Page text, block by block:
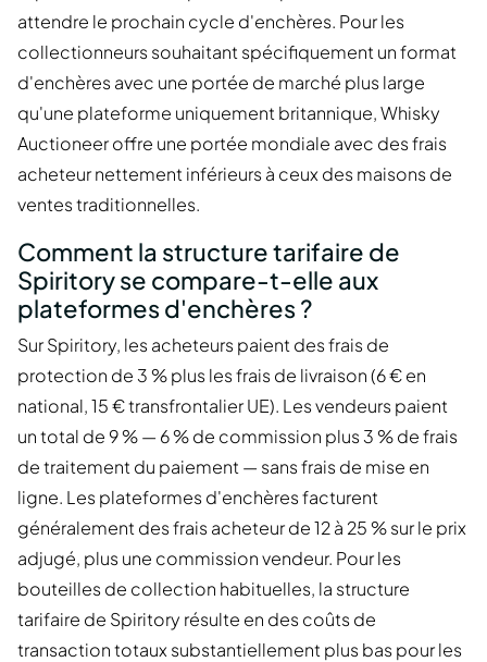
attendre le prochain cycle d'enchères. Pour les
collectionneurs souhaitant spécifiquement un format
d'enchères avec une portée de marché plus large
qu'une plateforme uniquement britannique, Whisky
Auctioneer offre une portée mondiale avec des frais
acheteur nettement inférieurs à ceux des maisons de
ventes traditionnelles.
Comment la structure tarifaire de
Spiritory se compare-t-elle aux
plateformes d'enchères ?
Sur Spiritory, les acheteurs paient des frais de
protection de 3 % plus les frais de livraison (6 € en
national, 15 € transfrontalier UE). Les vendeurs paient
un total de 9 % — 6 % de commission plus 3 % de frais
de traitement du paiement — sans frais de mise en
ligne. Les plateformes d'enchères facturent
généralement des frais acheteur de 12 à 25 % sur le prix
adjugé, plus une commission vendeur. Pour les
bouteilles de collection habituelles, la structure
tarifaire de Spiritory résulte en des coûts de
transaction totaux substantiellement plus bas pour les